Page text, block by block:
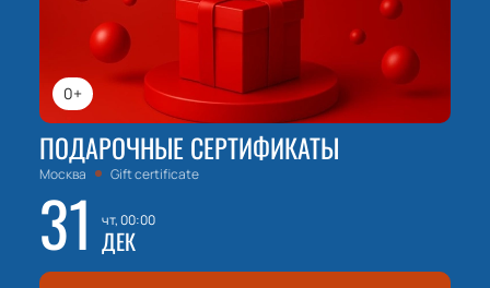
0+
ПОДАРОЧНЫЕ СЕРТИФИКАТЫ
Москва Gift certificate
31 чт, 00:00
ДЕК